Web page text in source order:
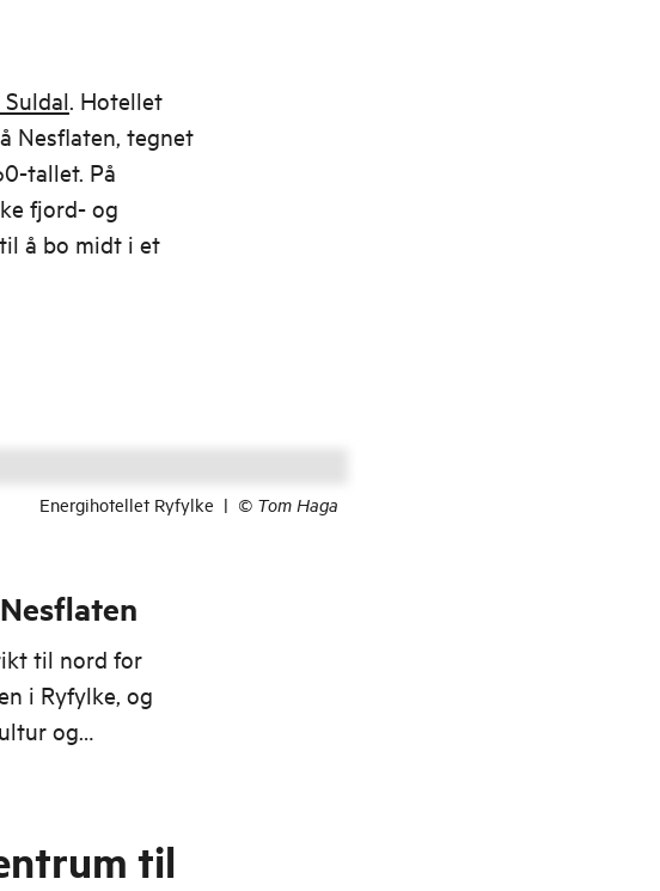
. Hotellet
Nesflaten, tegnet
tallet. På
fjord- og
å bo midt i et
Energihotellet Ryfylke | © Tom Haga
til nord for
i Ryfylke, og
og
til